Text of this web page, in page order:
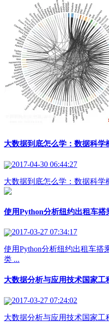
大数据到底怎么学：数据科学
2017-04-30 06:44:27
大数据到底怎么学：数据科学
使用Python分析纽约出租车搭
2017-03-27 07:34:17
使用Python分析纽约出租车搭
类 ...
大数据分析与应用技术国家工
2017-03-27 07:24:02
大数据分析与应用技术国家工